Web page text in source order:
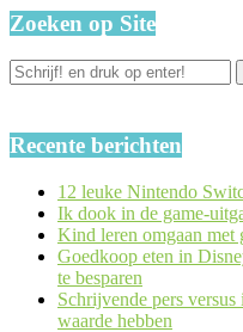
Zoeken op Site
Recente berichten
12 leuke Nintendo
Ik dook in de game-
Kind leren omgaan met
Goedkoop eten in
te besparen
Schrijvende pers
waarde hebben